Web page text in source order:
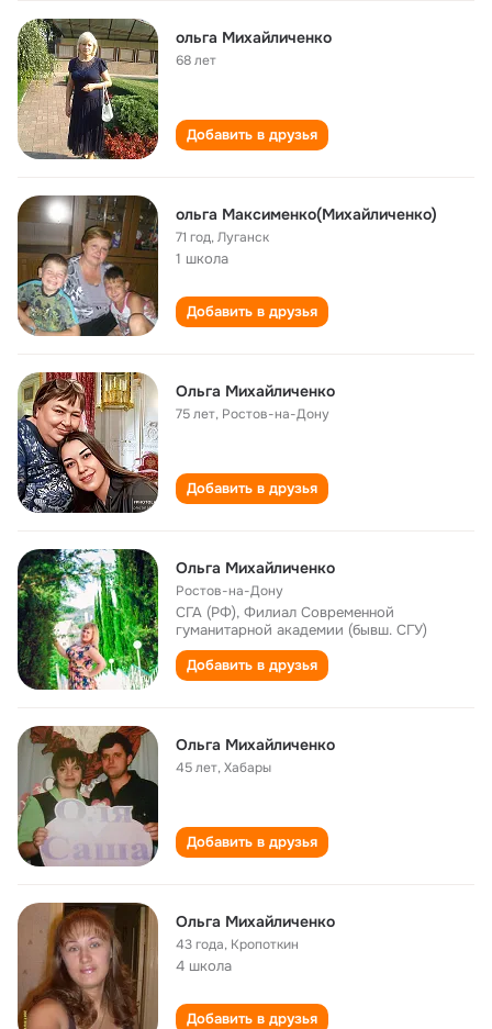
ольга Михайличенко
68 лет
Добавить в друзья
ольга Максименко(Михайличенко)
71 год,Луганск
1 школа
Добавить в друзья
Ольга Михайличенко
75 лет, Ростов-на-Дону
Добавить в друзья
Ольга Михайличенко
Ростов-на-Дону
СГА (РФ), Филиал Современной
гуманитарной академии (бывш. СГУ)
Добавить в друзья
Ольга Михайличенко
45 лет,Хабары
Добавить в друзья
Ольга Михайличенко
43 года, Кропоткин
4 школа
Добавить в друзья